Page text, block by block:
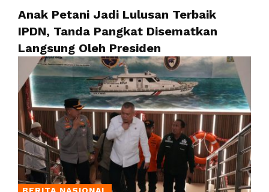
Anak Petani Jadi Lulusan Terbaik
IPDN, Tanda Pangkat Disematkan
Langsung Oleh Presiden
BERITA NASIONAL